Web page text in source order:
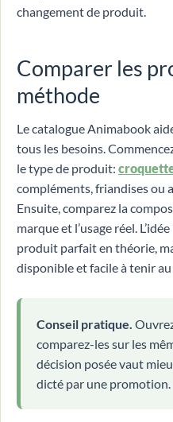
changement de produit.
Comparer les
méthode
Le catalogue Animabook
tous les besoins.
le type de produit:
compléments, friandises ou
Ensuite, comparez la
marque et l’usage réel.
produit parfait en théorie,
disponible et facile à tenir
Conseil pratique.
comparez-les sur les
décision posée vaut
dicté par une promotion.